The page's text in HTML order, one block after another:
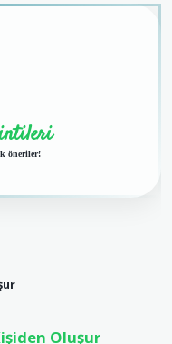
öneriler!
Oluşur